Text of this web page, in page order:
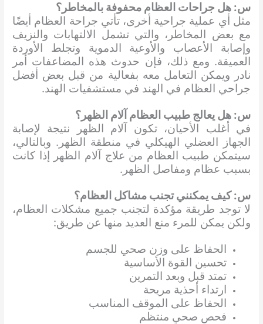
س: هل جراحات العظام محفوفة بالمخاطر؟
مثل أي عملية جراحية أخرى، تأتي جراحة العظام أيضًا
مع بعض المخاطر، والتي تشمل الالتهابات والنزيف
وإصابة الأعصاب والأوعية الدموية وتجلط الأوردة
العميقة. ومع ذلك، فإن حدوث هذه المضاعفات أمر
نادر ويمكن التعامل معه بفعالية من قبل بعض أفضل
جراحي العظام في الهند في مستشفيات الهند.
س: هل يعالج طبيب العظام آلام الظهر؟
في أغلب الأحيان، تكون آلام الظهر نتيجة لإصابة
الجهاز العضلي الهيكلي في منطقة الظهر. وبالتالي،
سيتمكن طبيب العظام من علاج آلام الظهر إذا كانت
بسبب عظام ومفاصل الظهر.
س: كيف يمكنني تجنب مشاكل العظام؟
لا توجد طريقة مؤكدة لتجنب جميع مشكلات العظام،
ولكن يمكن للمرء منع العديد منها عن طريق:
الحفاظ على وزن صحي للجسم
تحسين القوة الأساسية
تمتد قبل وبعد التمرين
ارتداء أحذية مريحة
الحفاظ على الموقف المناسب
فحص صحي منتظم